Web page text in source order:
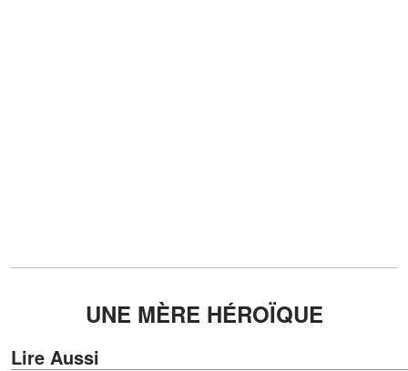
UNE MÈRE HÉROÏQUE
Lire Aussi